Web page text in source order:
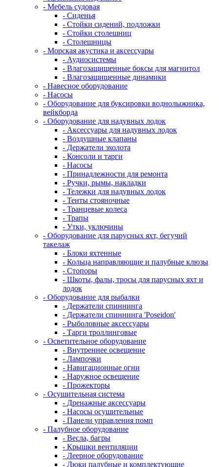
- Мебель судовая
- Сиденья
- Стойки сидений, подложки
- Стойки столешниц
- Столешницы
- Морская акустика и аксессуары
- Аудиосистемы
- Влагозащищенные боксы для магнитол
- Влагозащищенные динамики
- Навесное оборудование
- Насосы
- Оборудование для буксировки воднолыжника,
вейкборда
- Оборудование для надувных лодок
- Аксессуары для надувных лодок
- Воздушные клапаны
- Держатели эхолота
- Консоли и тарги
- Насосы
- Принадлежности для ремонта
- Ручки, рымы, накладки
- Тележки для надувных лодок
- Тенты стояночные
- Транцевые колеса
- Трапы
- Утки, уключины
- Оборудование для парусных яхт, бегучий
такелаж
- Блоки яхтенные
- Кольца направляющие и палубные клюзы
- Стопоры
- Шкоты, фалы, тросы для парусных яхт и
лодок
- Оборудование для рыбалки
- Держатели спиннинга
- Держатели спиннинга 'Poseidon'
- Рыболовные аксессуары
- Тарги троллинговые
- Осветительное оборудование
- Внутреннее освещение
- Лампочки
- Навигационные огни
- Наружное освещение
- Прожекторы
- Осушительная система
- Дренажные аксессуары
- Насосы осушительные
- Панели управления помп
- Палубное оборудование
- Весла, багры
- Крышки вентиляции
- Леерное оборудование
- Люки палубные и комплектующие